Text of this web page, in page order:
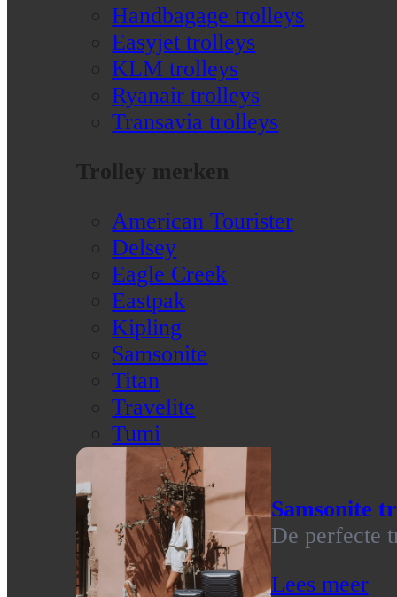
Handbagage trolleys
Easyjet trolleys
KLM trolleys
Ryanair trolleys
Transavia trolleys
Trolley merken
American Tourister
Delsey
Eagle Creek
Eastpak
Kipling
Samsonite
Titan
Travelite
Tumi
Samsonite
De perfecte
Lees meer